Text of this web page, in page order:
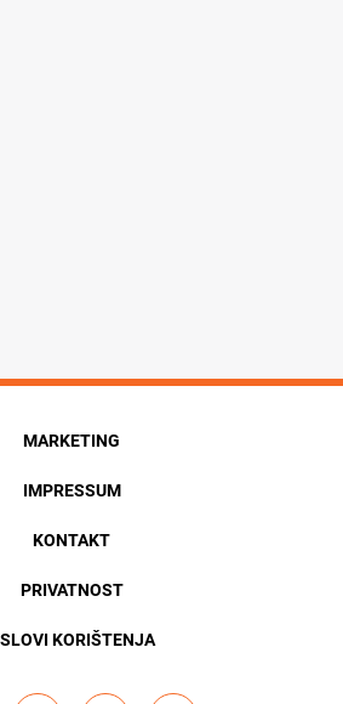
MARKETING
IMPRESSUM
KONTAKT
PRIVATNOST
KORIŠTENJA